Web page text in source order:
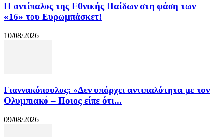
Η αντίπαλος της Εθνικής Παίδων στη φάση των
«16» του Ευρωμπάσκετ!
10/08/2026
Γιαννακόπουλος: «Δεν υπάρχει αντιπαλότητα με τον
Ολυμπιακό – Ποιος είπε ότι...
09/08/2026